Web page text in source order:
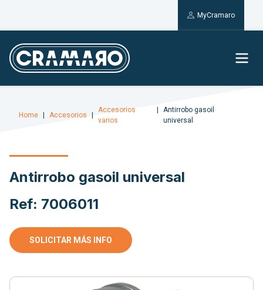
MyCramaro
Home Accesorios
Accesorios
varios
Antirrobo gasoil
universal
Antirrobo gasoil universal
Ref: 7006011
SOLICITAR MÁS INFO